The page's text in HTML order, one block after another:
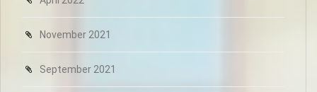
November 2021
September 2021